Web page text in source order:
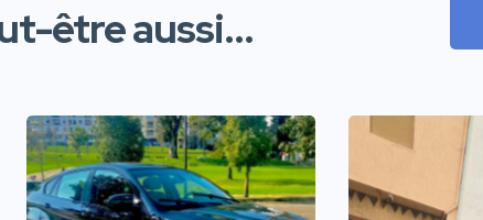
être aussi...